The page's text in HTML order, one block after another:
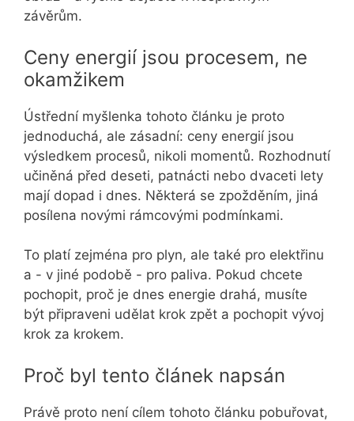
závěrům.
Ceny energií jsou procesem, ne
okamžikem
Ústřední myšlenka tohoto článku je proto
jednoduchá, ale zásadní: ceny energií jsou
výsledkem procesů, nikoli momentů. Rozhodnutí
učiněná před deseti, patnácti nebo dvaceti lety
mají dopad i dnes. Některá se zpožděním, jiná
posílena novými rámcovými podmínkami.
To platí zejména pro plyn, ale také pro elektřinu
a - v jiné podobě - pro paliva. Pokud chcete
pochopit, proč je dnes energie drahá, musíte
být připraveni udělat krok zpět a pochopit vývoj
krok za krokem.
Proč byl tento článek napsán
Právě proto není cílem tohoto článku pobuřovat,